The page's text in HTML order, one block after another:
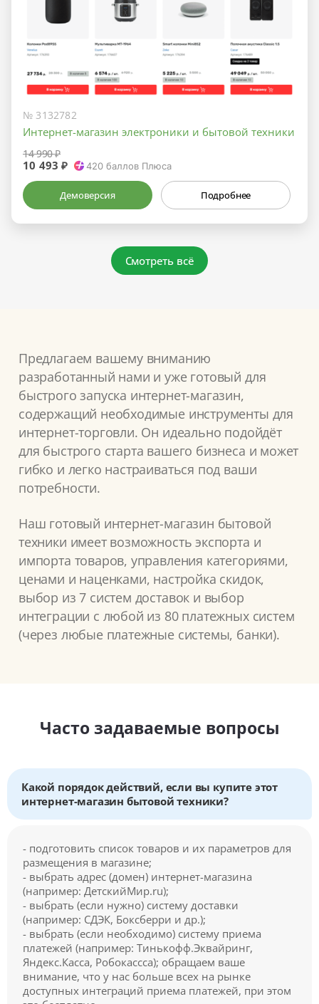
№ 3132782
Интернет-магазин электроники и бытовой техники
14 990 ₽
10 493 ₽ 420баллов Плюса
Демоверсия Подробнее
Смотреть всё
Предлагаем вашему вниманию
разработанный нами и уже готовый для
быстрого запуска интернет-магазин,
содержащий необходимые инструменты для
интернет-торговли. Он идеально подойдёт
для быстрого старта вашего бизнеса и может
гибко и легко настраиваться под ваши
потребности.
Наш готовый интернет-магазин бытовой
техники имеет возможность экспорта и
импорта товаров, управления категориями,
ценами и наценками, настройка скидок,
выбор из 7 систем доставок и выбор
интеграции с любой из 80 платежных систем
(через любые платежные системы, банки).
Часто задаваемые вопросы
Какой порядок действий, если вы купите этот
интернет-магазин бытовой техники?
- подготовить список товаров и их параметров для
размещения в магазине;
- выбрать адрес (домен) интернет-магазина
(например: ДетскийМир.ru);
- выбрать (если нужно) систему доставки
(например: СДЭК, Боксберри и др.);
- выбрать (если необходимо) систему приема
платежей (например: Тинькофф.Эквайринг,
Яндекс.Касса, Робокассса); обращаем ваше
внимание, что у нас больше всех на рынке
доступных интеграций приема платежей, при этом